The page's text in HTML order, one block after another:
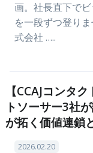
画。社長直下で
を一段ずつ登り
式会社 …..
【CCAJコンタ
トソーサー3社
が拓く価値連鎖
2026.02.20